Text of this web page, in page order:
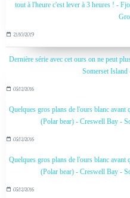
tout à l'heure c'est lever à 3 heures ! -
21/10/2019
Dernière série avec cet ours on ne peut
Somerset
05/12/2016
Quelques gros plans de l'ours blanc avant
(Polar bear) - Creswell Bay -
05/12/2016
Quelques gros plans de l'ours blanc avant
(Polar bear) - Creswell Bay -
05/12/2016